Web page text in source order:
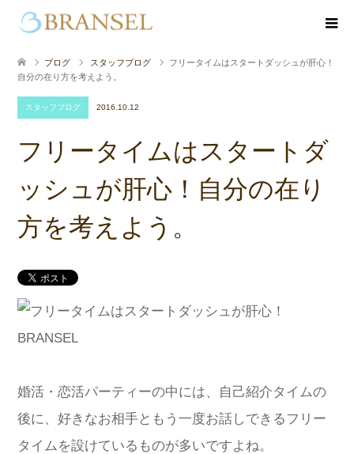
ブログ スタッフブログ
フリータイムはスタートダッシュが肝心！
自分の在り方を考えよう。
スタッフブログ 2016.10.12
フリータイムはスタートダ
ッシュが肝心！自分の在り
方を考えよう。
婚活・恋活パーティーの中には、自己紹介タイムの
後に、好きなお相手ともう一度お話しできるフリー
タイムを設けているものが多いですよね。